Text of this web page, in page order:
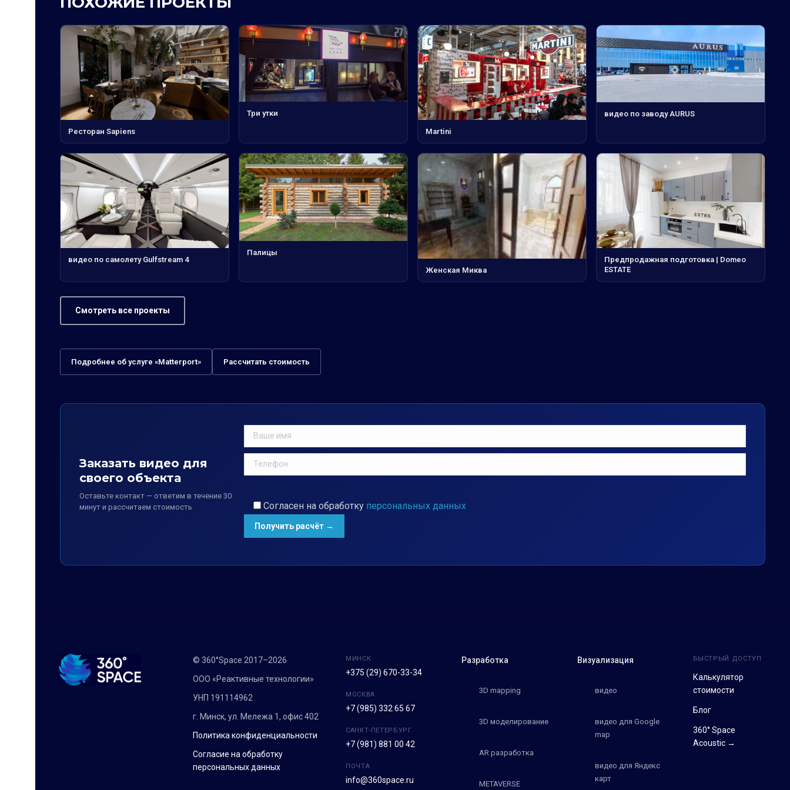
Ресторан Sapiens
Три утки
Martini
видео по заводу AURUS
видео по самолету Gulfstream 4
Палицы
Женская Миква
Предпродажная подготовка | Domeo
ESTATE
Смотреть все проекты
Подробнее об услуге «Matterport» Рассчитать стоимость
Заказать видео для
своего объекта
Оставьте контакт — ответим в течение 30
минут и рассчитаем стоимость
Согласен на обработку персональных данных
© 360°Space 2017–2026
ООО «Реактивные технологии»
УНП 191114962
г. Минск, ул. Мележа 1, офис 402
Политика конфиденциальности
Согласие на обработку
персональных данных
МИНСК
+375 (29) 670-33-34
МОСКВА
+7 (985) 332 65 67
САНКТ-ПЕТЕРБУРГ
+7 (981) 881 00 42
ПОЧТА
info@360space.ru
Разработка
3D mapping
3D моделирование
AR разработка
METAVERSE
Визуализация
видео
видео для Google
map
видео для Яндекс
карт
БЫСТРЫЙ ДОСТУП
Калькулятор
стоимости
Блог
360° Space
Acoustic →